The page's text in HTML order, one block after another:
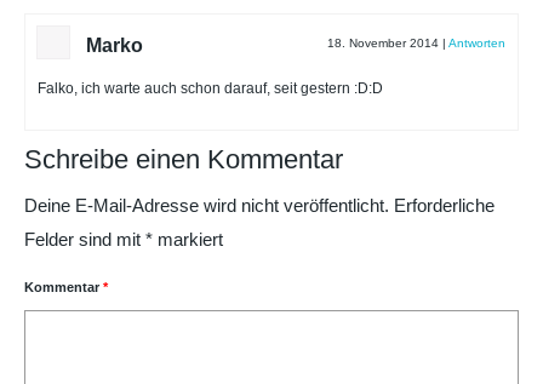
Marko 18. November 2014 | Antworten
Falko, ich warte auch schon darauf, seit gestern :D:D
Schreibe einen Kommentar
Deine E-Mail-Adresse wird nicht veröffentlicht. Erforderliche
Felder sind mit * markiert
Kommentar *